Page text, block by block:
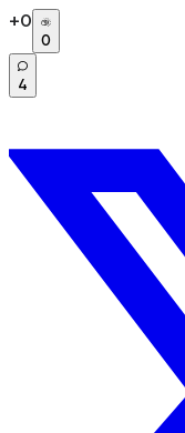
+0
0
4